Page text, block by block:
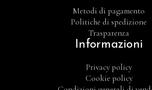
Metodi di pagamento
Politiche di spedizione
Trasparenza
Informazioni
Privacy policy
Cookie policy